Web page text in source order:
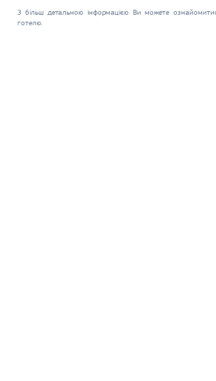
З більш детальною інформацією Ви можете
готелю.